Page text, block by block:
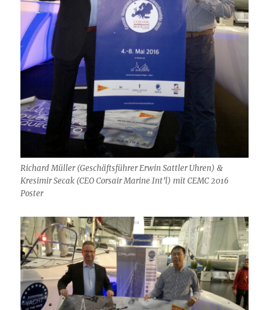
Richard Müller (Geschäftsführer Erwin Sattler Uhren) &
Kresimir Secak (CEO Corsair Marine Int’l) mit CEMC 2016
Poster